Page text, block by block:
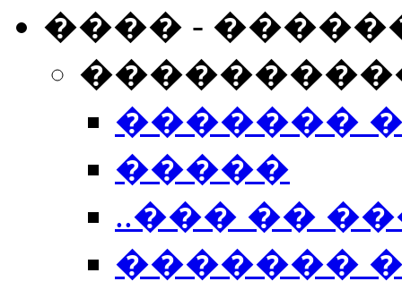
���� -
�������
�����
..��� ��
�������